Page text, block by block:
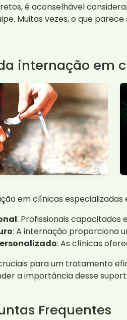
é aconselhável
Muitas vezes, o que
internação em
em clínicas
: Profissionais
: A internação proporciona
: As clínicas
para um tratamento
a importância desse
Frequentes